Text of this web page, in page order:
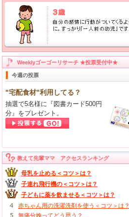
Weeklyゴーゴーリサーチ ★投票受付中★
今週の投票
"宅配食材"利用してる？
抽選で5名様に『図書カード500円
分』をプレゼント。
教えて先輩ママ アクセスランキング
母乳を止める＜コツ＞は？
子連れ飛行機の＜コツ＞は？
子どもに薬を飲ませる＜コツ＞は？
赤ちゃん用の洗濯洗剤を使う＜コツ＞は？
無痛分娩ってどう思う？